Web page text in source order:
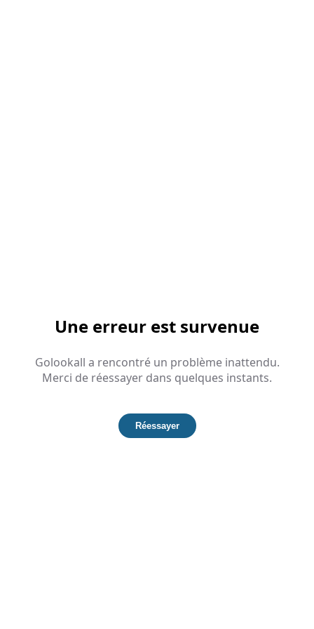
Une erreur est survenue
Golookall a rencontré un problème inattendu.
Merci de réessayer dans quelques instants.
Réessayer